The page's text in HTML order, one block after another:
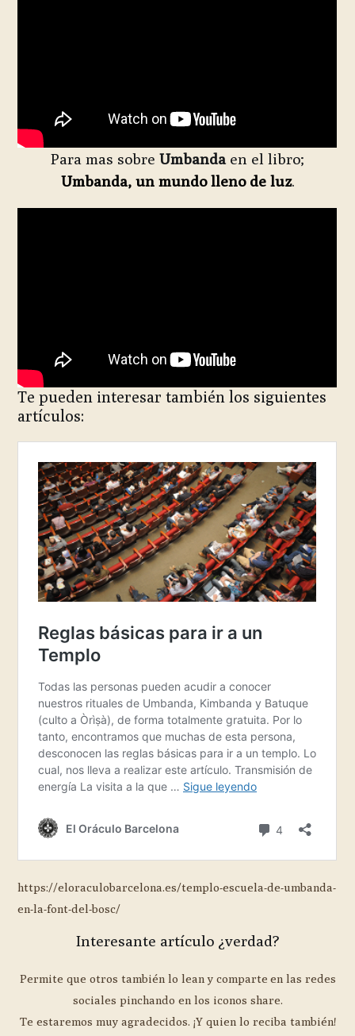
Para mas sobre Umbanda en el libro;
Umbanda, un mundo lleno de luz.
Te pueden interesar también los siguientes
artículos:
https://eloraculobarcelona.es/templo-escuela-de-umbanda-
en-la-font-del-bosc/
Interesante artículo ¿verdad?
Permite que otros también lo lean y comparte en las redes
sociales pinchando en los iconos share.
Te estaremos muy agradecidos. ¡Y quien lo reciba también!